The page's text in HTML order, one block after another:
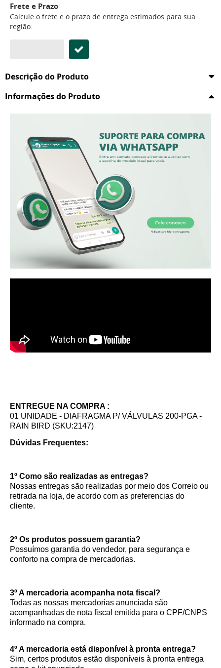
Frete e Prazo
Calcule o frete e o prazo de entrega estimados para sua
região:
Descrição do Produto
Informações do Produto
ENTREGUE NA COMPRA :
01 UNIDADE - DIAFRAGMA P/ VÁLVULAS 200-PGA -
RAIN BIRD (SKU:2147)
Dúvidas Frequentes:
1º Como são realizadas as entregas?
Nossas entregas são realizadas por meio dos Correio ou
retirada na loja, de acordo com as preferencias do
cliente.
2º Os produtos possuem garantia?
Possuímos garantia do vendedor, para segurança e
conforto na compra de mercadorias.
3º A mercadoria acompanha nota fiscal?
Todas as nossas mercadorias anunciada são
acompanhadas de nota fiscal emitida para o CPF/CNPS
informado na compra.
4º A mercadoria está disponível à pronta entrega?
Sim, certos produtos estão disponíveis à pronta entrega